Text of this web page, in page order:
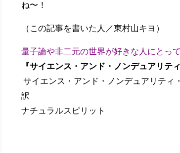
ね〜！
（この記事を書いた人／東村山キヨ）
量子論や非二元の世界が好きな人にとっ
『サイエンス・アンド・ノンデュアリテ
サイエンス・アンド・ノンデュアリティ
訳
ナチュラルスピリット